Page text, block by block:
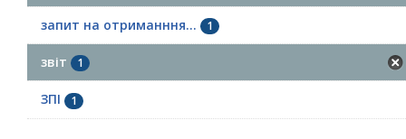
запит на отриманння... 1
звіт 1
ЗПІ 1